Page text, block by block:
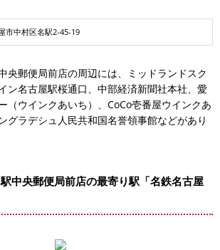
下り)
上り)
ス
市中村区名駅2-45-19
央郵便局前店の周辺には、ミッドランドスク
ン名古屋駅桜通口、中部経済新聞社本社、愛
（ウインクあいち）、CoCo壱番屋ウインクあ
グラデシュ人民共和国名誉領事館などがあり
中央郵便局前店の最寄り駅「名鉄名古屋